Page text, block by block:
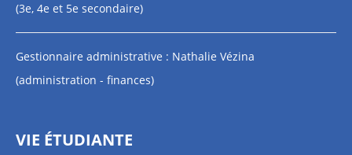
(3e, 4e et 5e secondaire)
Gestionnaire administrative : Nathalie Vézina
(administration - finances)
VIE ÉTUDIANTE